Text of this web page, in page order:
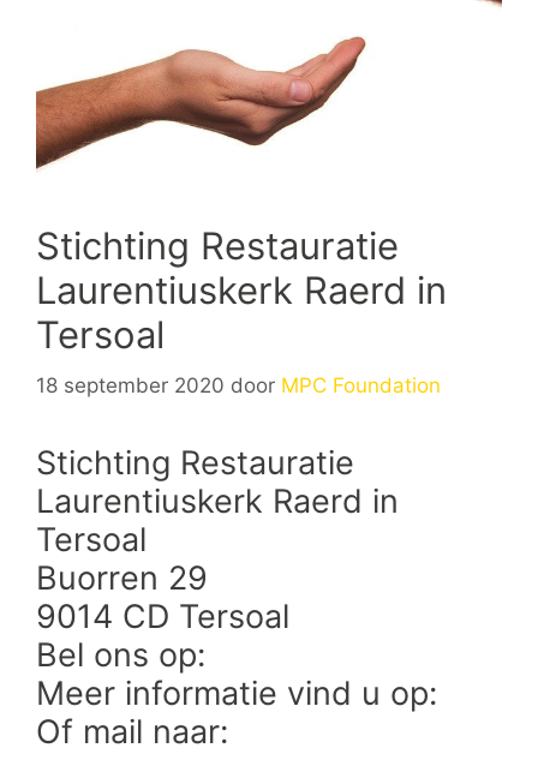
Stichting Restauratie
Laurentiuskerk Raerd in
Tersoal
18 september 2020 door MPC Foundation
Stichting Restauratie
Laurentiuskerk Raerd in
Tersoal
Buorren 29
9014 CD Tersoal
Bel ons op:
Meer informatie vind u op:
Of mail naar: